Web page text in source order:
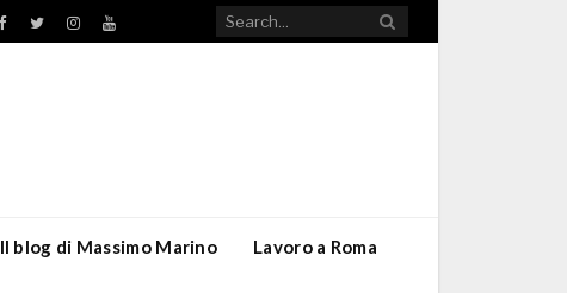
Facebook
TwitterInstagramYouTube
Il blog di Massimo Marino Lavoro a Roma